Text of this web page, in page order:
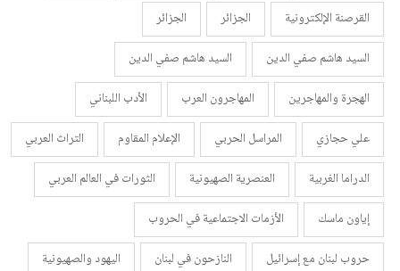
القرصنة الإلكترونية
الجزائر
الجزائر
السيد هاشم صفي الدين
السيد هاشم صفي الدين
الهجرة والمهاجرين
المهاجرون العرب
الأدب اللبناني
علي حجازي
المراسل الحربي الإعلام المقاوم
التراث العربي
الدراما الغربية
العنصرية الصهيونية
الثورات في العالم العربي
إياون ماسك
الأزمات الاجتماعية في الحروب
حروب لبنان مع إسرائيل
النازحون في لبنان
اليهود والصهيونية